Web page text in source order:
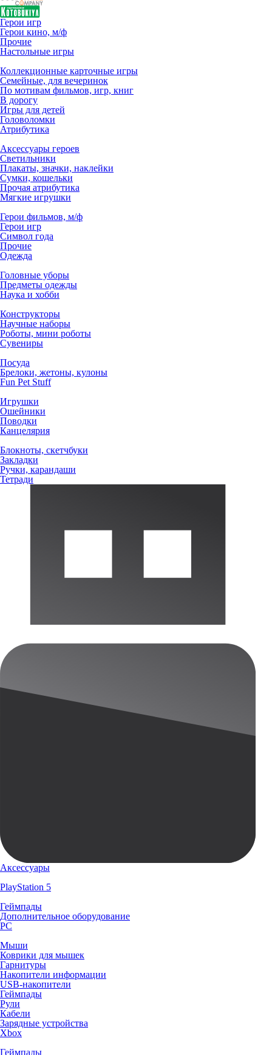
Герои игр
Герои кино, м/ф
Прочие
Настольные игры
Коллекционные карточные игры
Семейные, для вечеринок
По мотивам фильмов, игр, книг
В дорогу
Игры для детей
Головоломки
Атрибутика
Аксессуары героев
Светильники
Плакаты, значки, наклейки
Сумки, кошельки
Прочая атрибутика
Мягкие игрушки
Герои фильмов, м/ф
Герои игр
Символ года
Прочие
Одежда
Головные уборы
Предметы одежды
Наука и хобби
Конструкторы
Научные наборы
Роботы, мини роботы
Сувениры
Посуда
Брелоки, жетоны, кулоны
Fun Pet Stuff
Игрушки
Ошейники
Поводки
Канцелярия
Блокноты, скетчбуки
Закладки
Ручки, карандаши
Тетради
Аксессуары
PlayStation 5
Геймпады
Дополнительное оборудование
PC
Мыши
Коврики для мышек
Гарнитуры
Накопители информации
USB-накопители
Геймпады
Рули
Кабели
Зарядные устройства
Xbox
Геймпады